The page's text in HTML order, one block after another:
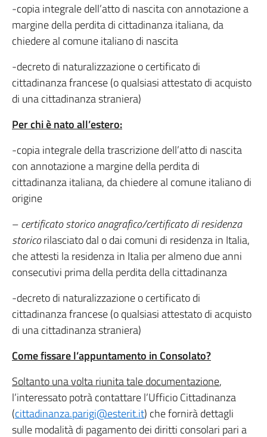
-copia integrale dell’atto di nascita con annotazione a
margine della perdita di cittadinanza italiana, da
chiedere al comune italiano di nascita
-decreto di naturalizzazione o certificato di
cittadinanza francese (o qualsiasi attestato di acquisto
di una cittadinanza straniera)
Per chi è nato all’estero:
-copia integrale della trascrizione dell’atto di nascita
con annotazione a margine della perdita di
cittadinanza italiana, da chiedere al comune italiano di
origine
–certificato storico anagrafico/certificato di residenza
storicorilasciato dal o dai comuni di residenza in Italia,
che attesti la residenza in Italia per almeno due anni
consecutivi prima della perdita della cittadinanza
-decreto di naturalizzazione o certificato di
cittadinanza francese (o qualsiasi attestato di acquisto
di una cittadinanza straniera)
Come fissare l’appuntamento in Consolato?
Soltanto una volta riunita tale documentazione,
l’interessato potrà contattare l’Ufficio Cittadinanza
(cittadinanza.parigi@esterit.it) che fornirà dettagli
sulle modalità di pagamento dei diritti consolari pari a